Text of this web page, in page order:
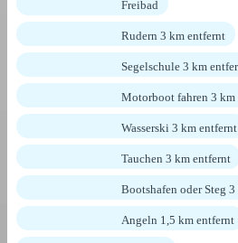
Freibad
Rudern 3 km entfernt
Segelschule 3 km
Motorboot fahren 3 km
Wasserski 3 km entfernt
Tauchen 3 km entfernt
Bootshafen oder Steg
Angeln 1,5 km entfernt